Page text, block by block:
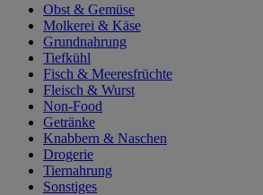
Obst & Gemüse
Molkerei & Käse
Grundnahrung
Tiefkühl
Fisch & Meeresfrüchte
Fleisch & Wurst
Non-Food
Getränke
Knabbern & Naschen
Drogerie
Tiernahrung
Sonstiges